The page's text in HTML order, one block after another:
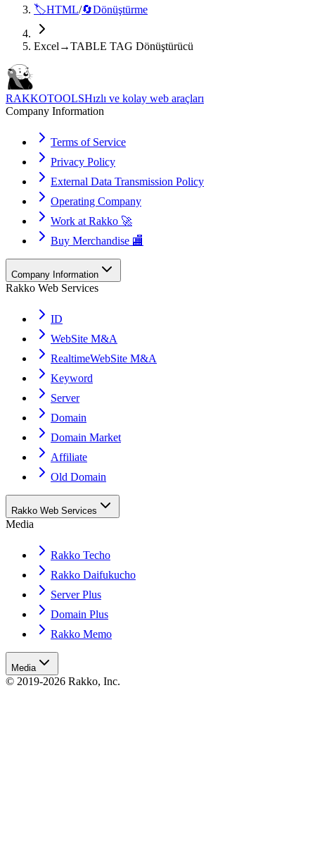
🏷️HTML/🔄Dönüştürme
Excel→TABLE TAG Dönüştürücü
RAKKOTOOLSHızlı ve kolay web araçları
Company Information
Terms of Service
Privacy Policy
External Data Transmission Policy
Operating Company
Work at Rakko 🚀
Buy Merchandise 🏬
Company Information
Rakko Web Services
ID
WebSite M&A
RealtimeWebSite M&A
Keyword
Server
Domain
Domain Market
Affiliate
Old Domain
Rakko Web Services
Media
Rakko Techo
Rakko Daifukucho
Server Plus
Domain Plus
Rakko Memo
Media
© 2019-2026 Rakko, Inc.